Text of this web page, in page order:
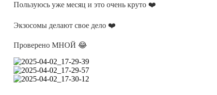
Пользуюсь уже месяц и это очень круто ❤️
Экзосомы делают свое дело ❤️
Проверено МНОЙ 😂